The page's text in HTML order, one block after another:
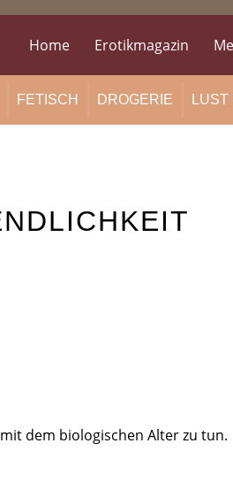
Home Erotikmagazin
FETISCH DROGERIE
dem biologischen Alter zu tun.